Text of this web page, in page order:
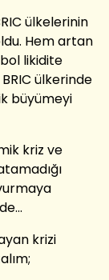
ülkelerinin
Hem artan
likidite
ülkerinde
büyümeyi
kriz ve
krizi